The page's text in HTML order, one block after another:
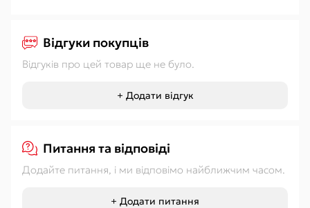
Відгуки покупців
Відгуків про цей товар ще не було.
+ Додати відгук
Питання та відповіді
Додайте питання, і ми відповімо найближчим часом.
+ Додати питання